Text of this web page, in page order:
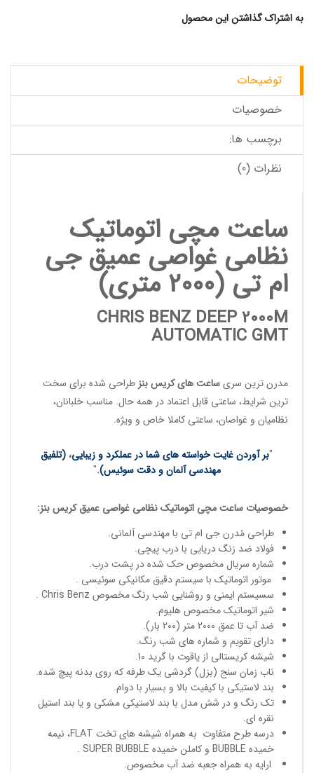
به اشتراک گذاشتن این محصول
توضیحات
خصوصیات
برچسب ها:
نظرات (0)
ساعت مچی اتوماتیک
نظامی غواصی عمیق جی
ام تی (2000 متری)
CHRIS BENZ DEEP 2000M
AUTOMATIC GMT
مدرن ترین سریساعت های کریس بنز طراحی شده برای سخت
ترین شرایط، ساعتی قابل اعتماد در همه حال. مناسبخلبانان،
نظامیان و غواصان، ساعتی کاملا خاص و ویژه.
"بر آوردن غایت خواسته های شما در عملکرد و زیبایی، (تلفیق
مهندسی آلمان و دقت سوئیس).
"
خصوصیات ساعت مچی اتوماتیکنظامی غواصی عمیقکریس بنز:
طراحی مُدرن جی ام تی با مهندسی آلمانی.
فولاد ضد زنگ دریایی با درب پیچی.
شماره سریال مخصوص حک شده در پشت درب.
موتور اتوماتیک با سیستم دقیق مکانیکی سوئیسی .
سسیستم ایمنی و روشنایی شب رنگ مخصوص Chris Benz .
شیر اتوماتیک مخصوص هلیوم.
ضد آب تا عمق 2000 متر (200 بار).
دارای تقویم و شماره های شب رنگ.
شیشه کریستالی از یاقوت با گرید 10.
ناب زمان سنج (بزل) گردشی یک طرفه که روی بدنه پیچ شده.
بند لاستیکی با کیفیت بالا و بسیار با دوام.
تک رنگ و در شش مدل با بند لاستیکی مشکی و یا بند استیل
نقره ای.
درسه طرح متفاوت به همراه شیشه های تخت FLAT، نیمه
خمیده BUBBLE و کاملن خمیده SUPER BUBBLE .
ارایه به همراه جعبه ضد آب مخصوص.